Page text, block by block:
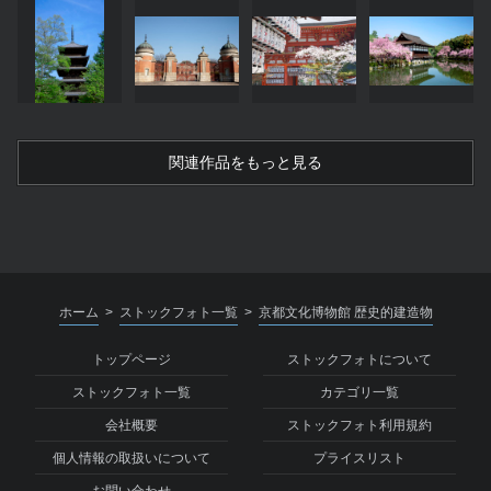
関連作品をもっと見る
ホーム > ストックフォト一覧 > 京都文化博物館 歴史的建造物
トップページ ストックフォトについて
ストックフォト一覧 カテゴリ一覧
会社概要 ストックフォト利用規約
個人情報の取扱いについて プライスリスト